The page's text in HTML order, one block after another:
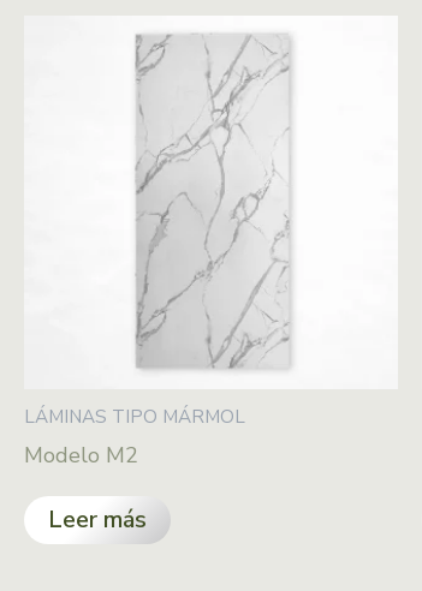
LÁMINAS TIPO MÁRMOL
Modelo M2
Leer más